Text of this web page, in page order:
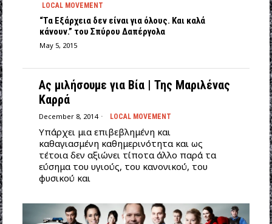
LOCAL MOVEMENT
“Τα Εξάρχεια δεν είναι για όλους. Και καλά
κάνουν.” του Σπύρου Δαπέργολα
May 5, 2015
Ας μιλήσουμε για Βία | Της Μαριλένας
Καρρά
December 8, 2014 LOCAL MOVEMENT
Υπάρχει μια επιβεβλημένη και
καθαγιασμένη καθημερινότητα και ως
τέτοια δεν αξιώνει τίποτα άλλο παρά τα
εύσημα του υγιούς, του κανονικού, του
φυσικού και